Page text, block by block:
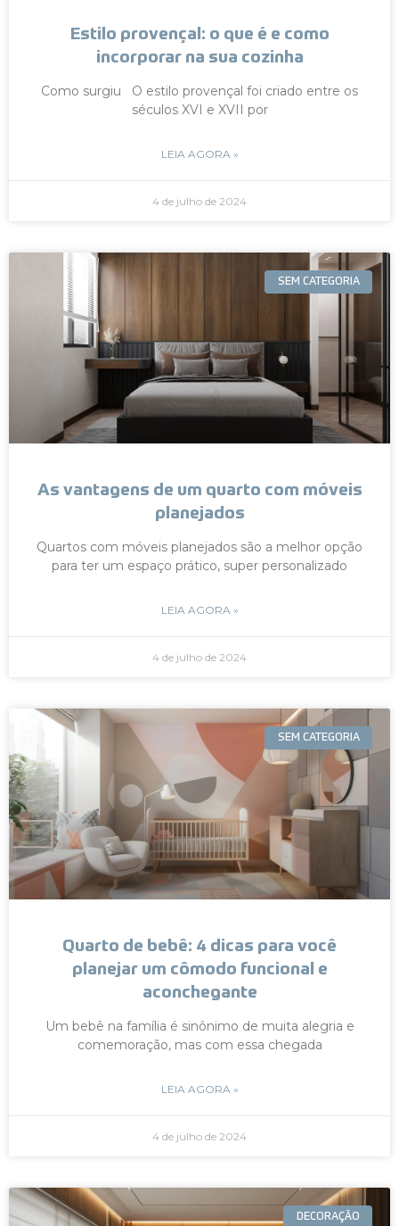
Estilo provençal: o que é e como
incorporar na sua cozinha
Como surgiu O estilo provençal foi criado entre os
séculos XVI e XVII por
LEIA AGORA »
4 de julho de 2024
SEM CATEGORIA
As vantagens de um quarto com móveis
planejados
Quartos com móveis planejados são a melhor opção
para ter um espaço prático, super personalizado
LEIA AGORA »
4 de julho de 2024
SEM CATEGORIA
Quarto de bebê: 4 dicas para você
planejar um cômodo funcional e
aconchegante
Um bebê na família é sinônimo de muita alegria e
comemoração, mas com essa chegada
LEIA AGORA »
4 de julho de 2024
DECORAÇÃO